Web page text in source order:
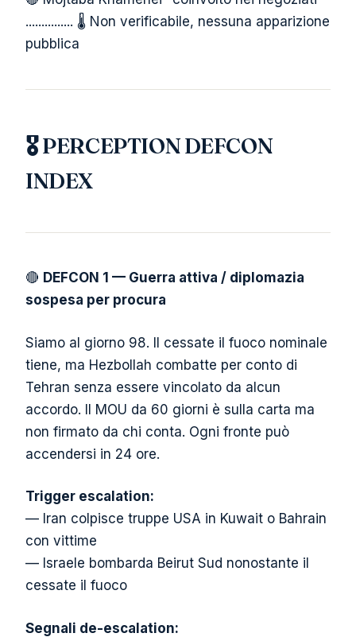
............... 🌡️ Non verificabile, nessuna apparizione
pubblica
🎖️ PERCEPTION DEFCON
INDEX
🔴 DEFCON 1 — Guerra attiva / diplomazia
sospesa per procura
Siamo al giorno 98. Il cessate il fuoco nominale
tiene, ma Hezbollah combatte per conto di
Tehran senza essere vincolato da alcun
accordo. Il MOU da 60 giorni è sulla carta ma
non firmato da chi conta. Ogni fronte può
accendersi in 24 ore.
Trigger escalation:
— Iran colpisce truppe USA in Kuwait o Bahrain
con vittime
— Israele bombarda Beirut Sud nonostante il
cessate il fuoco
Segnali de-escalation: